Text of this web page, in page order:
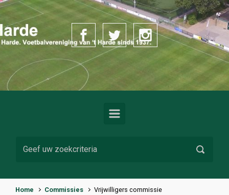
Spring naar de hoofdinhoud
Home Commissies Vrijwilligers commissie